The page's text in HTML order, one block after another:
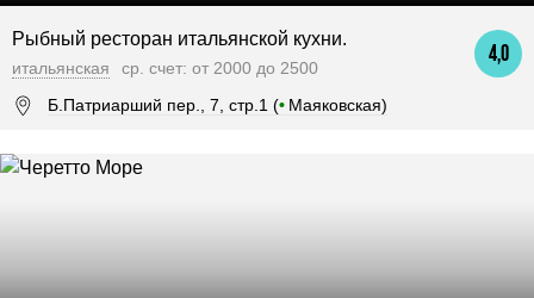
4,0
Рыбный ресторан итальянской кухни.
итальянская
ср. счет: от 2000 до 2500
Б.Патриарший пер., 7, стр.1 (• Маяковская)